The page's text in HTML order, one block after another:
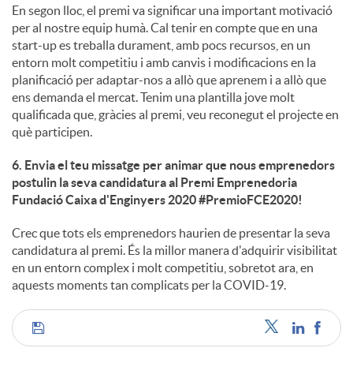
En segon lloc, el premi va significar una important motivació
per al nostre equip humà. Cal tenir en compte que en una
start-up es treballa durament, amb pocs recursos, en un
entorn molt competitiu i amb canvis i modificacions en la
planificació per adaptar-nos a allò que aprenem i a allò que
ens demanda el mercat. Tenim una plantilla jove molt
qualificada que, gràcies al premi, veu reconegut el projecte en
què participen.
6. Envia el teu missatge per animar que nous emprenedors
postulin la seva candidatura al Premi Emprenedoria
Fundació Caixa d'Enginyers 2020 #PremioFCE2020!
Crec que tots els emprenedors haurien de presentar la seva
candidatura al premi. És la millor manera d'adquirir visibilitat
en un entorn complex i molt competitiu, sobretot ara, en
aquests moments tan complicats per la COVID-19.
C